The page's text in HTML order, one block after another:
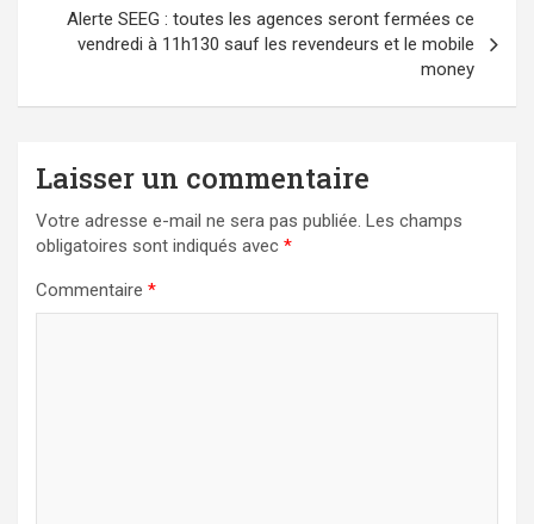
Alerte SEEG : toutes les agences seront fermées ce
vendredi à 11h130 sauf les revendeurs et le mobile
money
Laisser un commentaire
Votre adresse e-mail ne sera pas publiée. Les champs
obligatoires sont indiqués avec *
Commentaire *